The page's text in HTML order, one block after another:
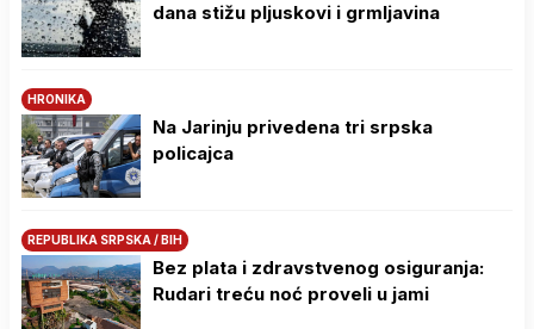
dana stižu pljuskovi i grmljavina
HRONIKA
Na Јarinju privedena tri srpska
policajca
REPUBLIKA SRPSKA / BIH
Bez plata i zdravstvenog osiguranja:
Rudari treću noć proveli u jami